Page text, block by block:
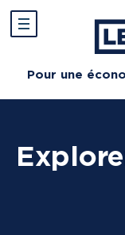
Pour une